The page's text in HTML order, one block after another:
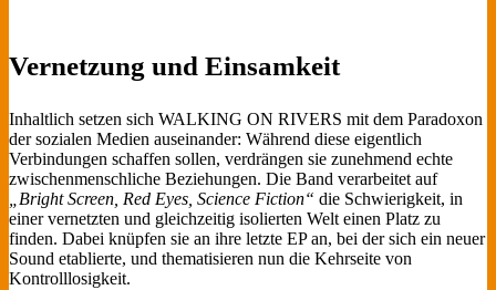
Vernetzung und Einsamkeit
Inhaltlich setzen sich WALKING ON RIVERS mit dem Paradoxon
der sozialen Medien auseinander: Während diese eigentlich
Verbindungen schaffen sollen, verdrängen sie zunehmend echte
zwischenmenschliche Beziehungen. Die Band verarbeitet auf
„Bright Screen, Red Eyes, Science Fiction“ die Schwierigkeit, in
einer vernetzten und gleichzeitig isolierten Welt einen Platz zu
finden. Dabei knüpfen sie an ihre letzte EP an, bei der sich ein neuer
Sound etablierte, und thematisieren nun die Kehrseite von
Kontrolllosigkeit.